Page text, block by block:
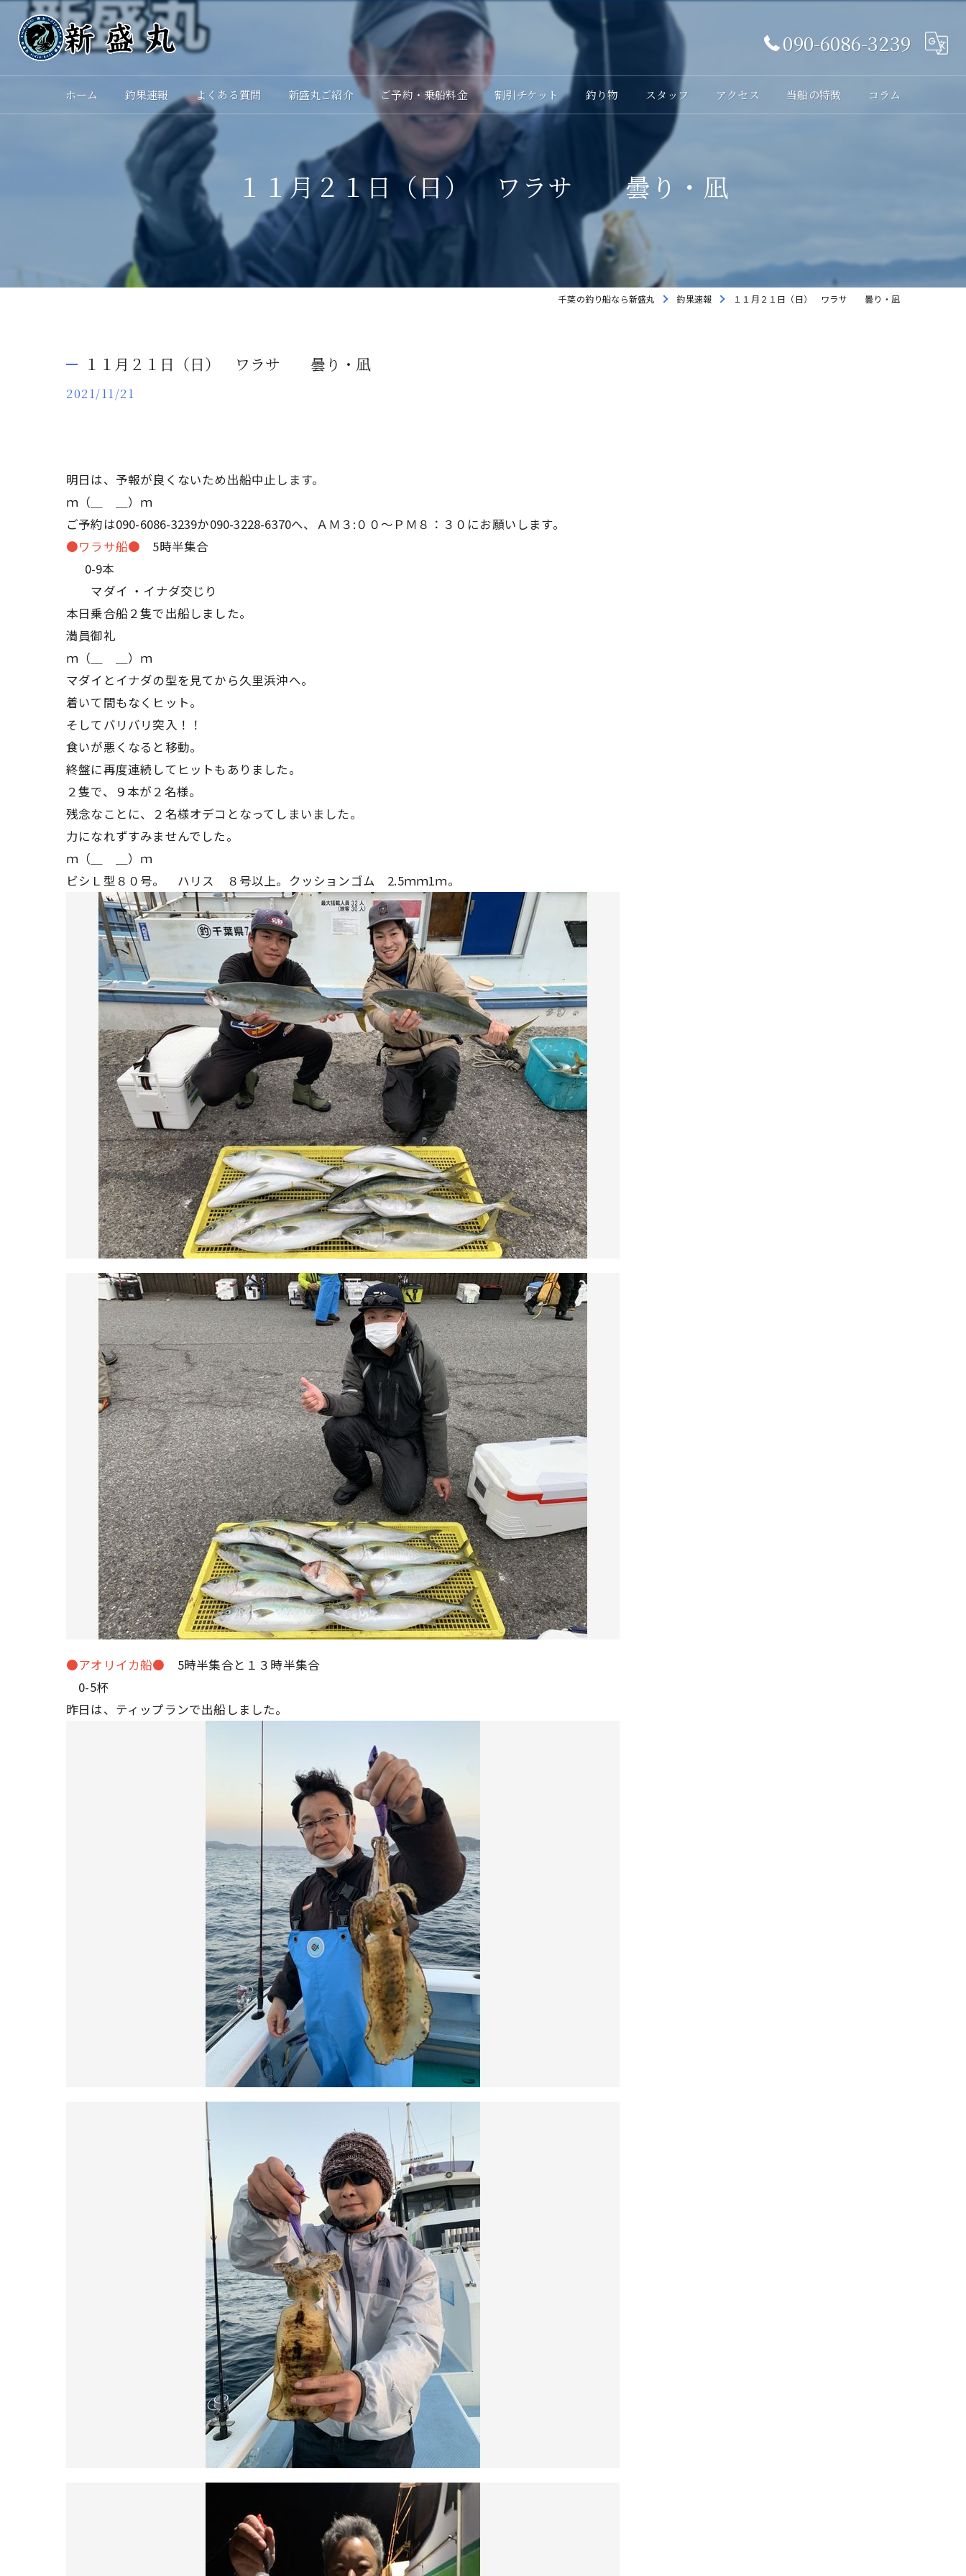
090-6086-3239
ホーム 釣果速報 よくある質問 新盛丸ご紹介 ご予約・乗船料金 割引チケット 釣り物 スタッフ アクセス 当船の特徴 コラム
１１月２１日（日） ワラサ 曇り・凪
千葉の釣り船なら新盛丸 釣果速報 １１月２１日（日） ワラサ 曇り・凪
１１月２１日（日） ワラサ 曇り・凪
2021/11/21
明日は、予報が良くないため出船中止します。
ｍ（＿ ＿）ｍ
ご予約は090-6086-3239か090-3228-6370へ、ＡＭ３:００～ＰＭ８：３０にお願いします。
●ワラサ船● 5時半集合
0-9本
マダイ ・イナダ交じり
本日乗合船２隻で出船しました。
満員御礼
ｍ（＿ ＿）ｍ
マダイとイナダの型を見てから久里浜沖へ。
着いて間もなくヒット。
そしてバリバリ突入！！
食いが悪くなると移動。
終盤に再度連続してヒットもありました。
２隻で、９本が２名様。
残念なことに、２名様オデコとなってしまいました。
力になれずすみませんでした。
ｍ（＿ ＿）ｍ
ビシＬ型８０号。 ハリス ８号以上。クッションゴム 2.5ｍｍ1ｍ。
●アオリイカ船● 5時半集合と１３時半集合
0-5杯
昨日は、ティップランで出船しました。